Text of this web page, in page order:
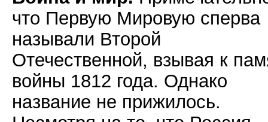
что Первую Мировую сперва
называли Второй
Отечественной, взывая к
войны 1812 года. Однако
название не прижилось.